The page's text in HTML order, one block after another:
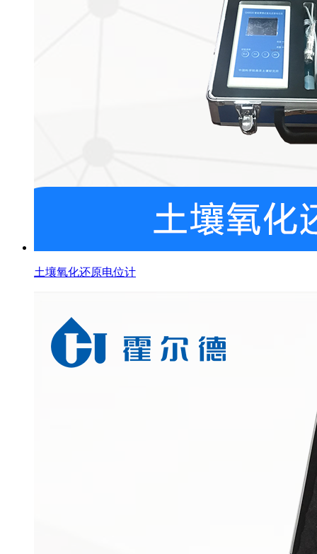
土壤氧化还原电位计